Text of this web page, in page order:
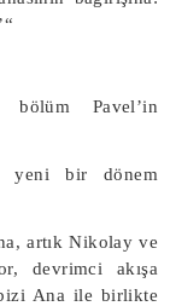
Pavel’in
yeni bir dönem
artık Nikolay ve
devrimci akışa
bizi Ana ile birlikte